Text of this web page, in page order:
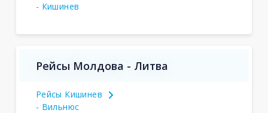
- Кишинев
Рейсы Молдова - Литва
Рейсы Кишинев
- Вильнюс